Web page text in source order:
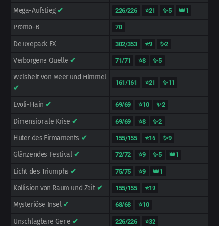
Mega-Aufstieg ✔ 226/226 ⭐21 ✨5 👑1
Promo-B 70
Deluxepack EX 302/353 ⭐9 ✨2
Verborgene Quelle ✔ 71/71 ⭐8 ✨5
Weisheit von Meer und Himmel
✔
161/161 ⭐21 ✨11
Evoli-Hain ✔ 69/69 ⭐10 ✨2
Dimensionale Krise ✔ 69/69 ⭐8 ✨2
Hüter des Firmaments ✔ 155/155 ⭐16 ✨9
Glänzendes Festival ✔ 72/72 ⭐9 ✨5 👑1
Licht des Triumphs ✔ 75/75 ⭐9 👑1
Kollision von Raum und Zeit ✔ 155/155 ⭐19
Mysteriöse Insel ✔ 68/68 ⭐10
Unschlagbare Gene ✔ 226/226 ⭐32